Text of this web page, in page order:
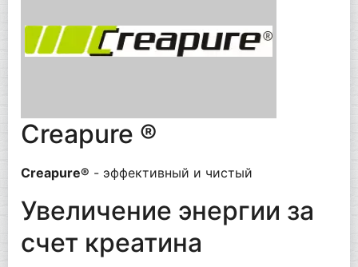
Creapure ®
Creapure® - эффективный и чистый
Увеличение энергии за
счет креатина